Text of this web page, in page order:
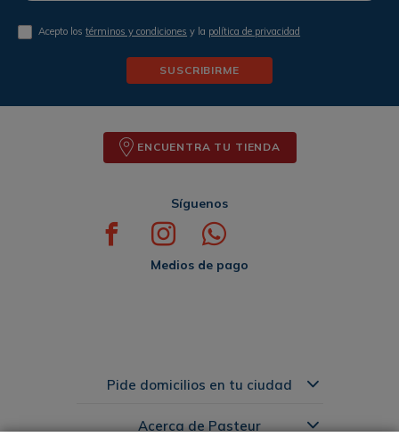
Acepto lostérminos y condiciones y la política de privacidad
SUSCRIBIRME
ENCUENTRA TU TIENDA
Síguenos
Medios de pago
Pide domicilios en tu ciudad
Acerca de Pasteur